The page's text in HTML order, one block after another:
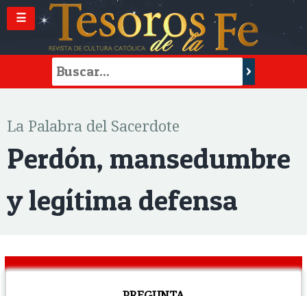
☰
La Palabra del Sacerdote
Perdón, mansedumbre
y legítima defensa